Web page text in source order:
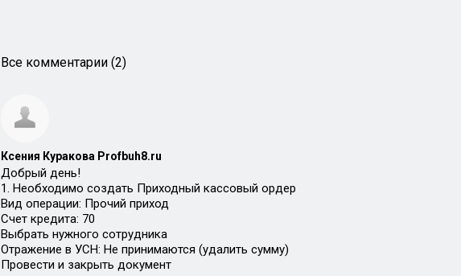
Все комментарии (2)
Ксения Куракова Profbuh8.ru
Добрый день!
1. Необходимо создать Приходный кассовый ордер
Вид операции: Прочий приход
Счет кредита: 70
Выбрать нужного сотрудника
Отражение в УСН: Не принимаются (удалить сумму)
Провести и закрыть документ